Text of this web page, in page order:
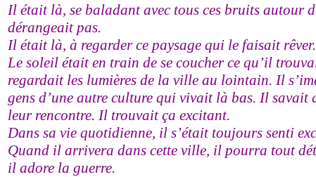
Il était là, se baladant avec tous ces bruits autour
dérangeait pas.
Il était là, à regarder ce paysage qui le faisait rêver.
Le soleil était en train de se coucher ce qu’il
regardait les lumières de la ville au lointain. Il
gens d’une autre culture qui vivait là bas. Il savait
leur rencontre. Il trouvait ça excitant.
Dans sa vie quotidienne, il s’était toujours senti
Quand il arrivera dans cette ville, il pourra tout
il adore la guerre.